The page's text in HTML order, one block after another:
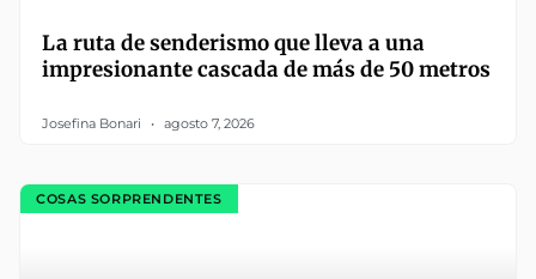
La ruta de senderismo que lleva a una
impresionante cascada de más de 50 metros
Josefina Bonari agosto 7, 2026
COSAS SORPRENDENTES